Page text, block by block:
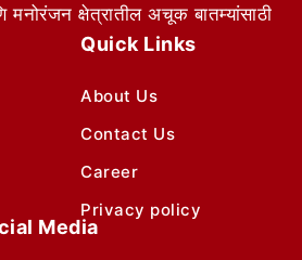
क्षेत्रातील अचूक बातम्यांसाठी
Quick Links
About Us
Contact Us
Career
Privacy policy
Media